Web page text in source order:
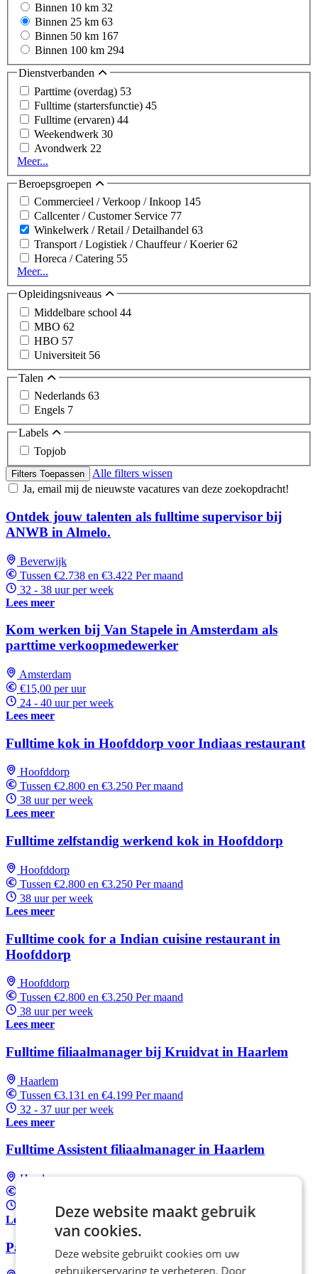
Binnen 10 km 32
Binnen 25 km 63
Binnen 50 km 167
Binnen 100 km 294
Dienstverbanden
Parttime (overdag) 53
Fulltime (startersfunctie) 45
Fulltime (ervaren) 44
Weekendwerk 30
Avondwerk 22
Meer...
Beroepsgroepen
Commercieel / Verkoop / Inkoop 145
Callcenter / Customer Service 77
Winkelwerk / Retail / Detailhandel 63
Transport / Logistiek / Chauffeur / Koerier62
Horeca / Catering 55
Meer...
Opleidingsniveaus
Middelbare school 44
MBO 62
HBO 57
Universiteit 56
Talen
Nederlands 63
Engels 7
Labels
Topjob
Filters Toepassen
Alle filters wissen
Ja, email mij de nieuwste vacatures van deze zoekopdracht!
Ontdek jouw talenten als fulltime supervisor bij
ANWB in Almelo.
Beverwijk
Tussen €2.738 en €3.422 Per maand
32 - 38 uur per week
Lees meer
Kom werken bij Van Stapele in Amsterdam als
parttime verkoopmedewerker
Amsterdam
€15,00 per uur
24 - 40 uur per week
Lees meer
Fulltime kok in Hoofddorp voor Indiaas restaurant
Hoofddorp
Tussen €2.800 en €3.250 Per maand
38 uur per week
Lees meer
Fulltime zelfstandig werkend kok in Hoofddorp
Hoofddorp
Tussen €2.800 en €3.250 Per maand
38 uur per week
Lees meer
Fulltime cook for a Indian cuisine restaurant in
Hoofddorp
Hoofddorp
Tussen €2.800 en €3.250 Per maand
38 uur per week
Lees meer
Fulltime filiaalmanager bij Kruidvat in Haarlem
Haarlem
Tussen €3.131 en €4.199 Per maand
32 - 37 uur per week
Lees meer
Fulltime Assistent filiaalmanager in Haarlem
Haarlem
32 - 37 uur per week
Lees meer
Parttime Assistent filiaalmanager in Amsterdam
Deze website maakt gebruik
van cookies.
Deze website gebruikt cookies om uw
gebruikerservaring te verbeteren. Door